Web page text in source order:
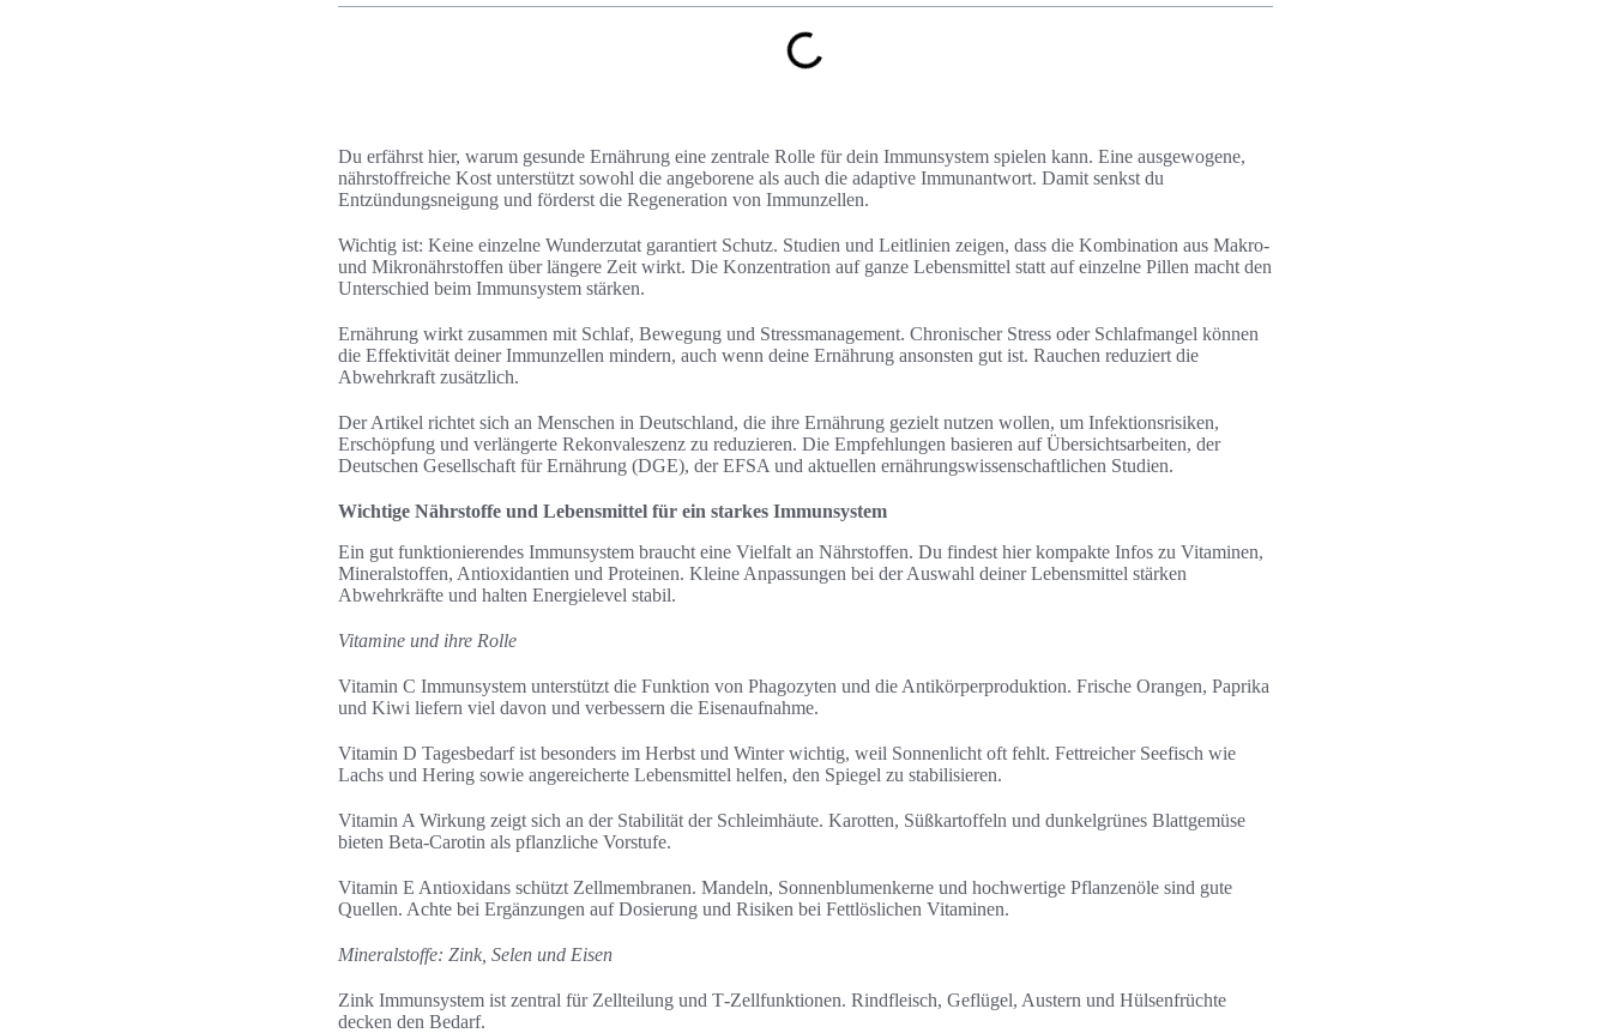
Du erfährst hier, warum gesunde Ernährung eine zentrale Rolle für dein Immunsystem spielen kann. Eine ausgewogene,
nährstoffreiche Kost unterstützt sowohl die angeborene als auch die adaptive Immunantwort. Damit senkst du
Entzündungsneigung und förderst die Regeneration von Immunzellen.
Wichtig ist: Keine einzelne Wunderzutat garantiert Schutz. Studien und Leitlinien zeigen, dass die Kombination aus Makro-
und Mikronährstoffen über längere Zeit wirkt. Die Konzentration auf ganze Lebensmittel statt auf einzelne Pillen macht den
Unterschied beim Immunsystem stärken.
Ernährung wirkt zusammen mit Schlaf, Bewegung und Stressmanagement. Chronischer Stress oder Schlafmangel können
die Effektivität deiner Immunzellen mindern, auch wenn deine Ernährung ansonsten gut ist. Rauchen reduziert die
Abwehrkraft zusätzlich.
Der Artikel richtet sich an Menschen in Deutschland, die ihre Ernährung gezielt nutzen wollen, um Infektionsrisiken,
Erschöpfung und verlängerte Rekonvaleszenz zu reduzieren. Die Empfehlungen basieren auf Übersichtsarbeiten, der
Deutschen Gesellschaft für Ernährung (DGE), der EFSA und aktuellen ernährungswissenschaftlichen Studien.
Wichtige Nährstoffe und Lebensmittel für ein starkes Immunsystem
Ein gut funktionierendes Immunsystem braucht eine Vielfalt an Nährstoffen. Du findest hier kompakte Infos zu Vitaminen,
Mineralstoffen, Antioxidantien und Proteinen. Kleine Anpassungen bei der Auswahl deiner Lebensmittel stärken
Abwehrkräfte und halten Energielevel stabil.
Vitamine und ihre Rolle
Vitamin C Immunsystem unterstützt die Funktion von Phagozyten und die Antikörperproduktion. Frische Orangen, Paprika
und Kiwi liefern viel davon und verbessern die Eisenaufnahme.
Vitamin D Tagesbedarf ist besonders im Herbst und Winter wichtig, weil Sonnenlicht oft fehlt. Fettreicher Seefisch wie
Lachs und Hering sowie angereicherte Lebensmittel helfen, den Spiegel zu stabilisieren.
Vitamin A Wirkung zeigt sich an der Stabilität der Schleimhäute. Karotten, Süßkartoffeln und dunkelgrünes Blattgemüse
bieten Beta‑Carotin als pflanzliche Vorstufe.
Vitamin E Antioxidans schützt Zellmembranen. Mandeln, Sonnenblumenkerne und hochwertige Pflanzenöle sind gute
Quellen. Achte bei Ergänzungen auf Dosierung und Risiken bei Fettlöslichen Vitaminen.
Mineralstoffe: Zink, Selen und Eisen
Zink Immunsystem ist zentral für Zellteilung und T‑Zellfunktionen. Rindfleisch, Geflügel, Austern und Hülsenfrüchte
decken den Bedarf.